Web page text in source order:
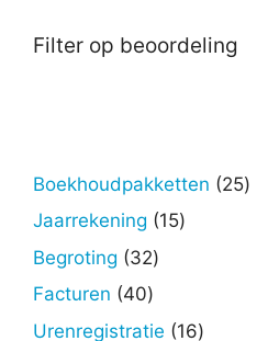
Filter op beoordeling
Boekhoudpakketten 2525
Jaarrekening 1515
Begroting 3232
Facturen 4040
producten
Urenregistratie 1616